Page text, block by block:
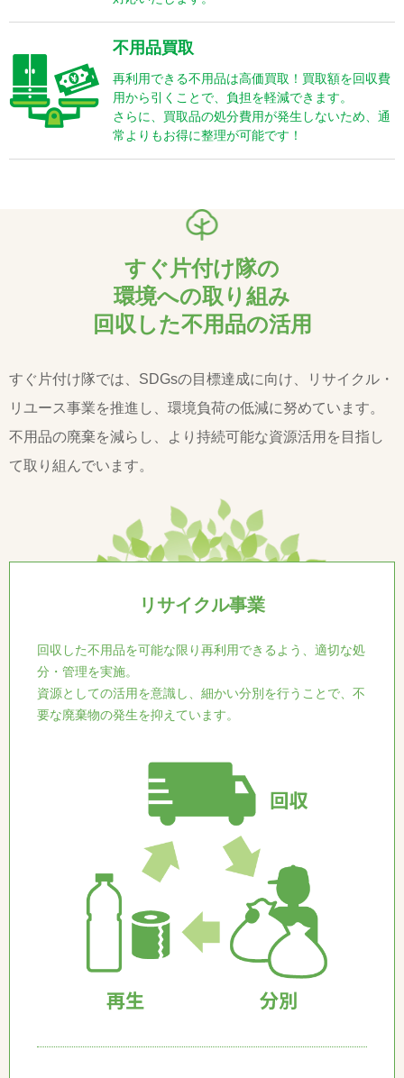
不用品買取
再利用できる不用品は高価買取！買取額を回収費
用から引くことで、負担を軽減できます。
さらに、買取品の処分費用が発生しないため、通
常よりもお得に整理が可能です！
すぐ片付け隊の
環境への取り組み
回収した不用品の活用
すぐ片付け隊では、SDGsの目標達成に向け、リサイクル・
リユース事業を推進し、環境負荷の低減に努めています。
不用品の廃棄を減らし、より持続可能な資源活用を目指し
て取り組んでいます。
リサイクル事業
回収した不用品を可能な限り再利用できるよう、適切な処
分・管理を実施。
資源としての活用を意識し、細かい分別を行うことで、不
要な廃棄物の発生を抑えています。